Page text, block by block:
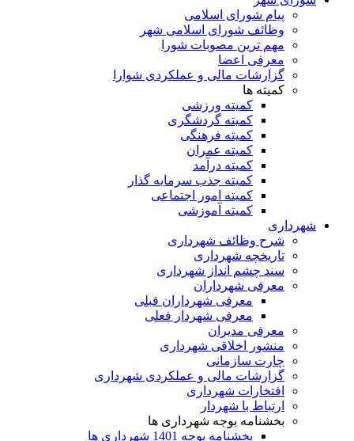
پیام شورای اسلامی
وظائف شورای اسلامی شهر
مهم ترین مصوبات شورا
معرفی اعضا
گزارشات مالی و عملکردی شوارا
کمیته ها
کمیته ورزشی
کمیته گردشگری
کمیته فرهنگی
کمیته عمران
کمیته درآمد
کمیته جذب سرمایه گذار
کمیته امور اجتماعی
کمیته آموزشی
شهرداری
شرح وظائف شهرداری
تاریخچه شهرداری
سند چشم انداز شهرداری
معرفی شهرداران
معرفی شهرداران قبلی
معرفی شهردار فعلی
معرفی مدیران
منشور اخلاقی شهرداری
چارت سازمانی
گزارشات مالی و عملکردی شهرداری
افتخارات شهرداری
ارتباط با شهردار
بخشنامه بوجه شهرداری ها
بخشنامه بوجه 1401 شهرداری ها